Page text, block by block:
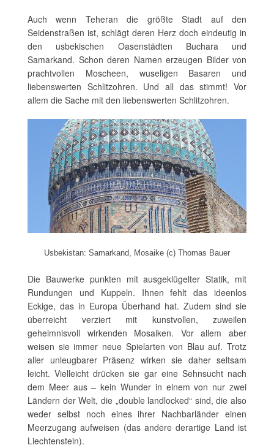
Auch wenn Teheran die größte Stadt auf den
Seidenstraßen ist, schlägt deren Herz doch eindeutig in
den usbekischen Oasenstädten Buchara und
Samarkand. Schon deren Namen erzeugen Bilder von
prachtvollen Moscheen, wuseligen Basaren und
liebenswerten Schlitzohren. Und all das stimmt! Vor
allem die Sache mit den liebenswerten Schlitzohren.
Usbekistan: Samarkand, Mosaike (c) Thomas Bauer
Die Bauwerke punkten mit ausgeklügelter Statik, mit
Rundungen und Kuppeln. Ihnen fehlt das ideenlos
Eckige, das in Europa Überhand hat. Zudem sind sie
überreicht verziert mit kunstvollen, zuweilen
geheimnisvoll wirkenden Mosaiken. Vor allem aber
weisen sie immer neue Spielarten von Blau auf. Trotz
aller unleugbarer Präsenz wirken sie daher seltsam
leicht. Vielleicht drücken sie gar eine Sehnsucht nach
dem Meer aus – kein Wunder in einem von nur zwei
Ländern der Welt, die „double landlocked“ sind, die also
weder selbst noch eines ihrer Nachbarländer einen
Meerzugang aufweisen (das andere derartige Land ist
Liechtenstein).